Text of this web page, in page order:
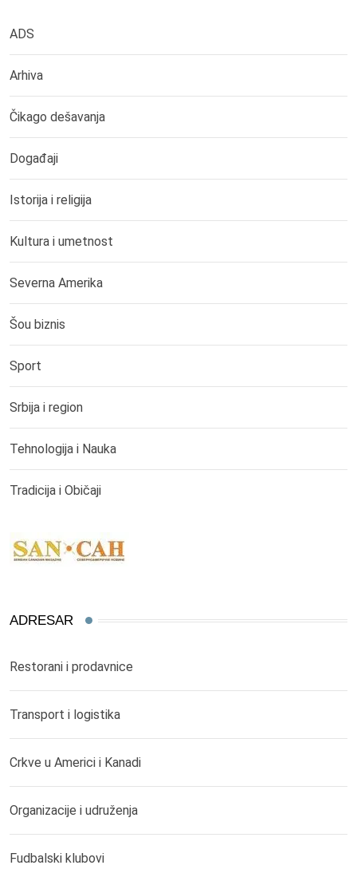
ADS
Arhiva
Čikago dešavanja
Događaji
Istorija i religija
Kultura i umetnost
Severna Amerika
Šou biznis
Sport
Srbija i region
Tehnologija i Nauka
Tradicija i Običaji
ADRESAR
Restorani i prodavnice
Transport i logistika
Crkve u Americi i Kanadi
Organizacije i udruženja
Fudbalski klubovi